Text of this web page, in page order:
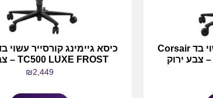
כיסא גיימינג קורסייר עשוי בד Corsair
TC500 LUXE FROST – צבע ירוק
TC500 LUXE FROST – צבע ירוק
₪2,449